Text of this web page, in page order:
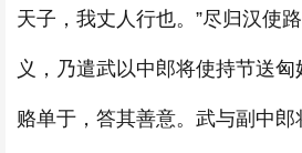
天子，我丈人行也。”尽归汉使
义，乃遣武以中郎将使持节送
赂单于，答其善意。武与副中